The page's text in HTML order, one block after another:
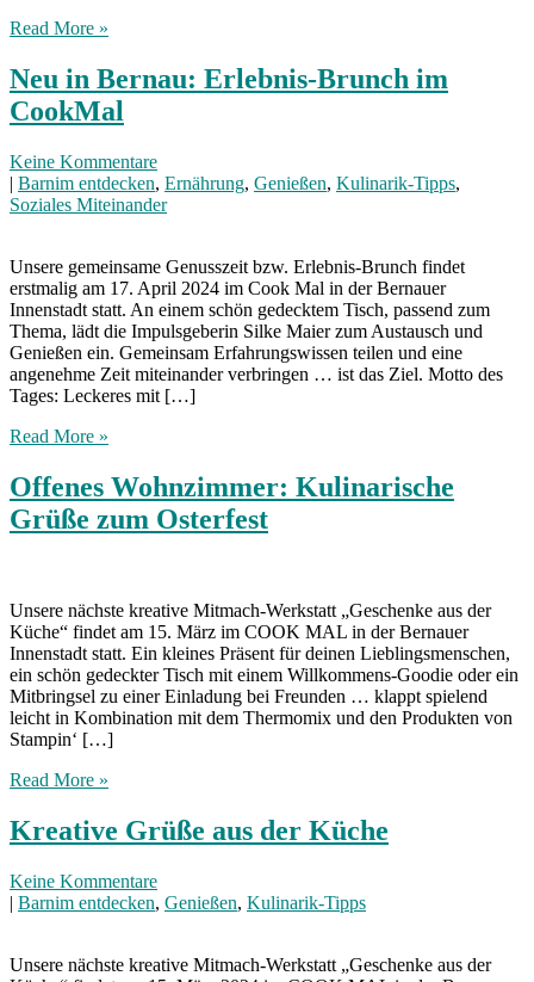
Read More »
Neu in Bernau: Erlebnis-Brunch im
CookMal
Keine Kommentare
| Barnim entdecken, Ernährung, Genießen, Kulinarik-Tipps,
Soziales Miteinander
Unsere gemeinsame Genusszeit bzw. Erlebnis-Brunch findet
erstmalig am 17. April 2024 im Cook Mal in der Bernauer
Innenstadt statt. An einem schön gedecktem Tisch, passend zum
Thema, lädt die Impulsgeberin Silke Maier zum Austausch und
Genießen ein. Gemeinsam Erfahrungswissen teilen und eine
angenehme Zeit miteinander verbringen … ist das Ziel. Motto des
Tages: Leckeres mit […]
Read More »
Offenes Wohnzimmer: Kulinarische
Grüße zum Osterfest
Unsere nächste kreative Mitmach-Werkstatt „Geschenke aus der
Küche“ findet am 15. März im COOK MAL in der Bernauer
Innenstadt statt. Ein kleines Präsent für deinen Lieblingsmenschen,
ein schön gedeckter Tisch mit einem Willkommens-Goodie oder ein
Mitbringsel zu einer Einladung bei Freunden … klappt spielend
leicht in Kombination mit dem Thermomix und den Produkten von
Stampin‘ […]
Read More »
Kreative Grüße aus der Küche
Keine Kommentare
| Barnim entdecken, Genießen, Kulinarik-Tipps
Unsere nächste kreative Mitmach-Werkstatt „Geschenke aus der